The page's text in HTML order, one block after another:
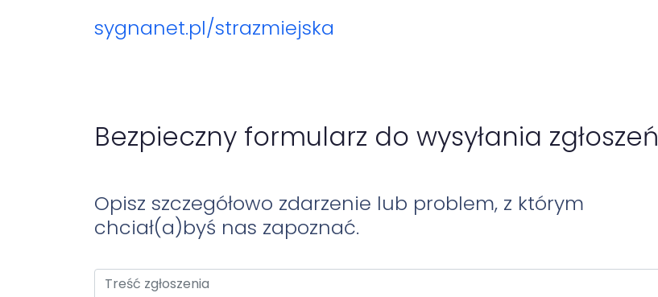
sygnanet.pl/strazmiejska
Bezpieczny formularz do wysyłania zgłoszeń
Opisz szczegółowo zdarzenie lub problem, z którym
chciał(a)byś nas zapoznać.
Treść zgłoszenia